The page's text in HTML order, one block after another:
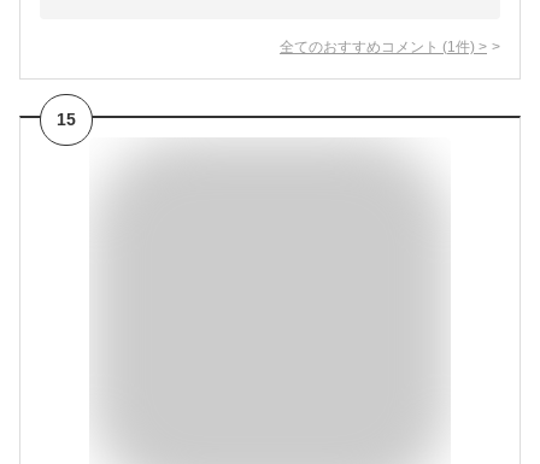
全てのおすすめコメント (1 件) >
15